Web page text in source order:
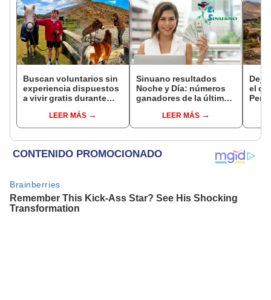
Buscan voluntarios sin
experiencia dispuestos
a vivir gratis durante
cuidar caballos, burros
y otros animales
LEER MÁS
Sinuano resultados
Noche y Día: números
ganadores de la última
HOY viernes 7 de agosto
LEER MÁS
Dejó
el